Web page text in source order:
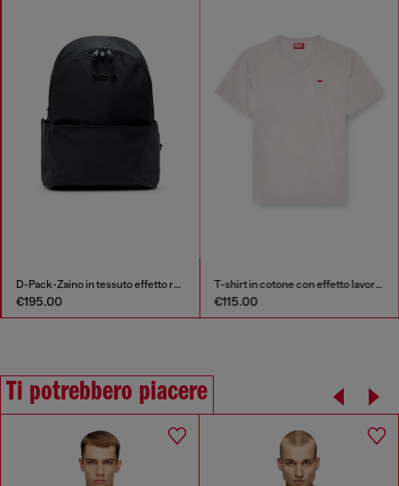
D-Pack-Zaino in tessuto effetto raso
€195.00
T-shirt in cotone con effetto lavorato
€115.00
Ti potrebbero piacere